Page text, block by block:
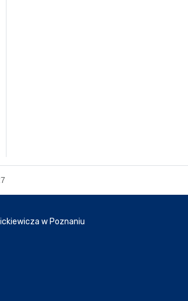
w Poznaniu